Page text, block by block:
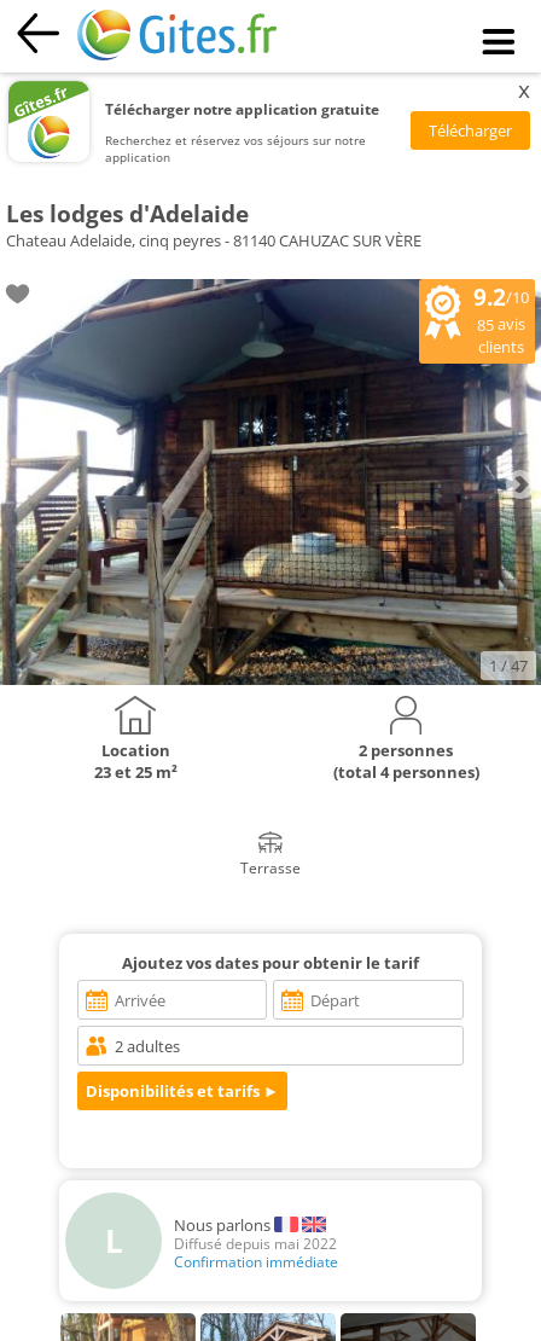
Télécharger notre application gratuite
Recherchez et réservez vos séjours sur notre
application
x
Les lodges d'Adelaide
Chateau Adelaide, cinq peyres - 81140 CAHUZAC SUR VÈRE
9.2/10
85avis
clients
1/ 47
Location
23 et 25 m²
2 personnes
(total 4 personnes)
Terrasse
Ajoutez vos dates pour obtenir le tarif
L Nous parlons
Diffusé depuis mai 2022
Confirmation immédiate